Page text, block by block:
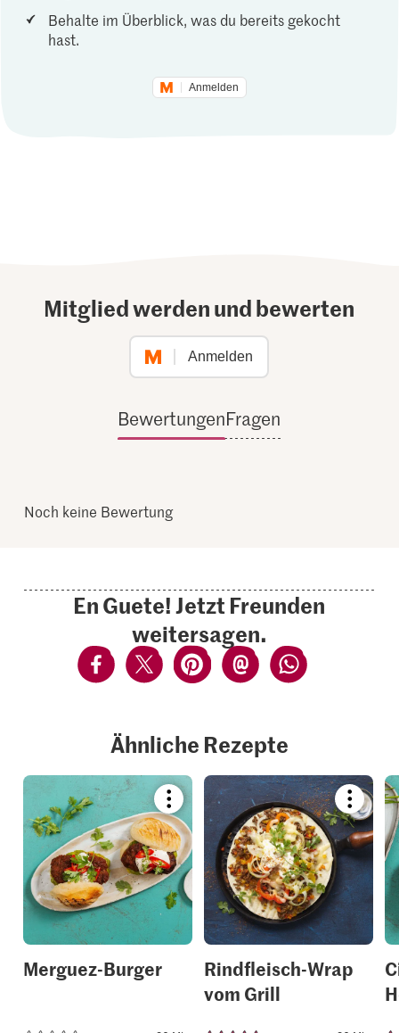
Behalte im Überblick, was du bereits gekocht
hast.
Anmelden
Mitglied werden und bewerten
Anmelden
BewertungenFragen
Noch keine Bewertung
En Guete! Jetzt Freunden
weitersagen.
Ähnliche Rezepte
Bookmark
recipe
or
add
it
to
your
collections.
Merguez-Burger
recipe
or
add
it
your
Rindfleisch-Wrap
vom Grill